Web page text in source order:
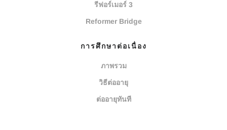
รีฟอร์เมอร์ 3
Reformer Bridge
การศึกษาต่อเนื่อง
ภาพรวม
วิธีต่ออายุ
ต่ออายุทันที